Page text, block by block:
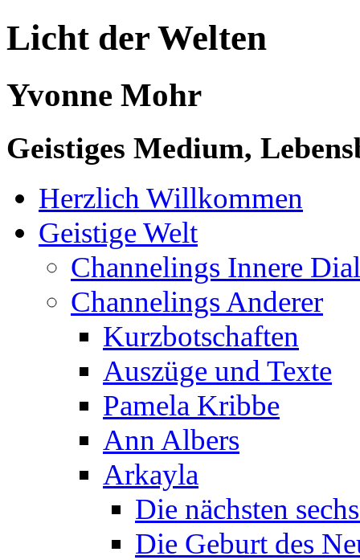
Licht der Welten
Yvonne Mohr
Geistiges Medium,
Herzlich Willkommen
Geistige Welt
Channelings Innere
Channelings Anderer
Kurzbotschaften
Auszüge und Texte
Pamela Kribbe
Ann Albers
Arkayla
Die nächsten
Die Geburt des